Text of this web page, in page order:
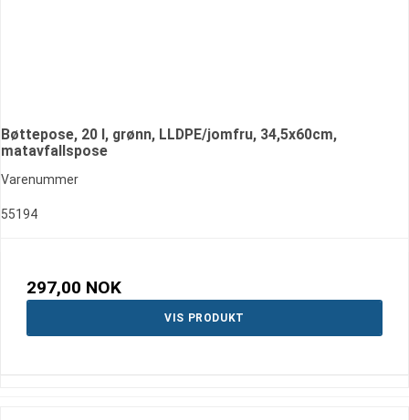
Bøttepose, 20 l, grønn, LLDPE/jomfru, 34,5x60cm,
matavfallspose
Varenummer
55194
297,00 NOK
VIS PRODUKT